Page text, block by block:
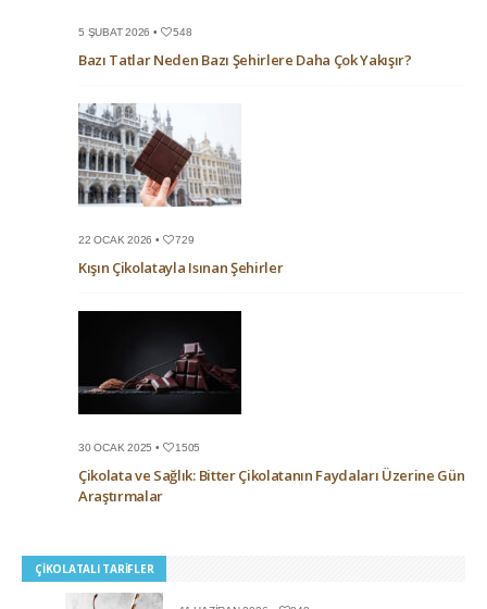
5 ŞUBAT 2026 • 548
Bazı Tatlar Neden Bazı Şehirlere Daha Çok Yakışır?
22 OCAK 2026 • 729
Kışın Çikolatayla Isınan Şehirler
30 OCAK 2025 • 1505
Çikolata ve Sağlık: Bitter Çikolatanın Faydaları Üzerine Güncel
Araştırmalar
ÇIKOLATALI TARIFLER